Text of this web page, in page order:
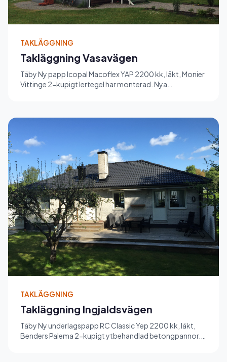
TAKLÄGGNING
Takläggning Vasavägen
Täby Ny papp Icopal Macoflex YAP 2200 kk, läkt, Monier
Vittinge 2-kupigt lertegel har monterad. Nya
TAKLÄGGNING
Takläggning Ingjaldsvägen
Täby Ny underlagspapp RC Classic Yep 2200 kk, läkt,
Benders Palema 2-kupigt ytbehandlad betongpannor.